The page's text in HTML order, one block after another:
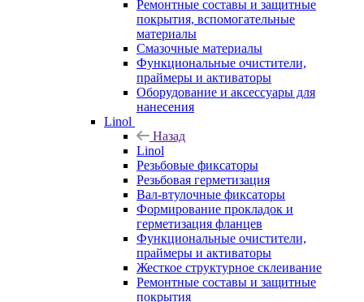
Ремонтные составы и защитные
покрытия, вспомогательные
материалы
Смазочные материалы
Функциональные очистители,
праймеры и активаторы
Оборудование и аксессуары для
нанесения
Linol
Назад
Linol
Резьбовые фиксаторы
Резьбовая герметизация
Вал-втулочные фиксаторы
Формирование прокладок и
герметизация фланцев
Функциональные очистители,
праймеры и активаторы
Жесткое структурное склеивание
Ремонтные составы и защитные
покрытия